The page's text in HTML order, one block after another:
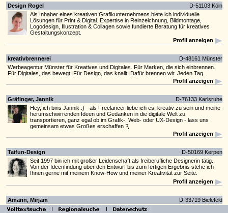
Design Rogel
D-51103 Köln
Als Inhaber eines kreativen Grafikunternehmens biete ich individuelle
Lösungen für Print & Digital. Expertise in Reinzeichnung, Bildmontage,
Logodesign, Illustration & Collagen sowie fundierte Beratung für kreatives
Gestaltungskonzept.
Profil anzeigen
kreativbrennerei
D-48161 Münster
Werbeagentur Münster für Kreatives und Digitales. Für Marken, die sich einbrennen.
Für Digitales, das bewegt. Für Design, das knallt. Dafür brennen wir. Jeden Tag.
Profil anzeigen
Gräfinger, Jannik
D-76133 Karlsruhe
Hey, ich bins Jannik :) - als Freelancer liebe ich es, kreativ zu sein und meine
herumschwirrenden Ideen und Gedanken in die digitale Welt zu
transportieren, ganz egal ob im Grafik-, Web- oder UX-Design - lass uns
gemeinsam etwas Großes erschaffen Ԇ
Profil anzeigen
Taifun-Design
D-50169 Kerpen
Seit 1997 bin ich mit großer Leidenschaft als freiberufliche Designerin tätig.
Von der Ideenfindung über den Entwurf bis zum fertigen Ergebnis stehe ich
Ihnen gerne mit meinem Know-How und meiner Kreativität zur Seite.
Profil anzeigen
Amann, Mirjam
D-33719 Bielefeld
Ich wandle Ihre Worte in Graphiken um. Unternehmensleitfäden in Schaubilder, Storys